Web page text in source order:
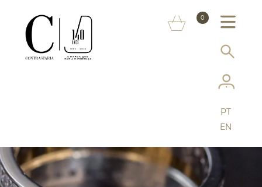
0
INFORMAÇÃO AO CONSUMIDOR
SERVIÇOS
MAIS CONTRASTARIA
FAQ
LOJA ONLINE
PT
EN